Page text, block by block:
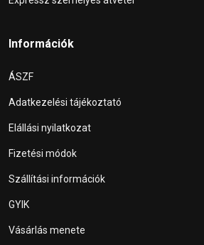
Információk
ÁSZF
Adatkezelési tájékoztató
Elállási nyilatkozat
Fizetési módok
Szállítási információk
GYIK
Vásárlás menete